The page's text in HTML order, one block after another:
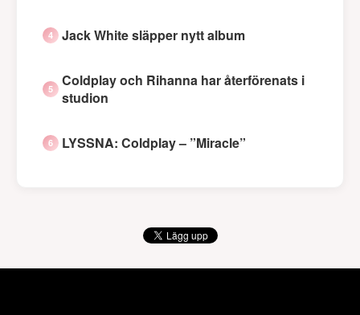
Jack White släpper nytt album
Coldplay och Rihanna har återförenats i
studion
LYSSNA: Coldplay – ”Miracle”